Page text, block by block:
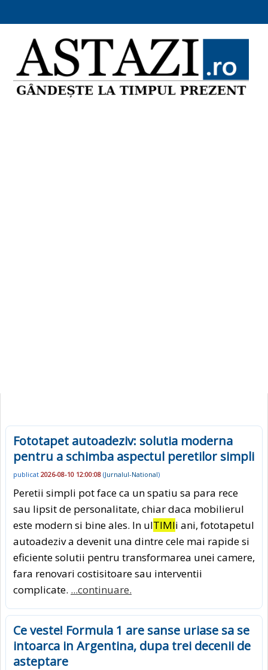
Fototapet autoadeziv: solutia moderna
pentru a schimba aspectul peretilor simpli
publicat 2026-08-10 12:00:08 (Jurnalul-National)
Peretii simpli pot face ca un spatiu sa para rece
sau lipsit de personalitate, chiar daca mobilierul
este modern si bine ales. In ulTIMIi ani, fototapetul
autoadeziv a devenit una dintre cele mai rapide si
eficiente solutii pentru transformarea unei camere,
fara renovari costisitoare sau interventii
complicate. ...continuare.
Ce veste! Formula 1 are sanse uriase sa se
intoarca in Argentina, dupa trei decenii de
asteptare